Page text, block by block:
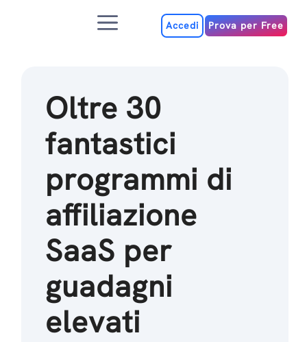
MenuAccedi Prova per Free
Oltre 30
fantastici
programmi di
affiliazione
SaaS per
guadagni
elevati